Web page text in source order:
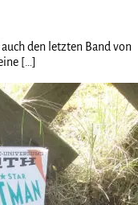
den letzten Band von
[…]